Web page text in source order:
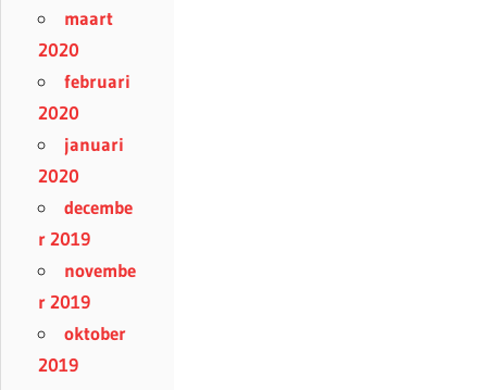
maart
2020
februari
2020
januari
2020
decembe
r 2019
novembe
r 2019
oktober
2019